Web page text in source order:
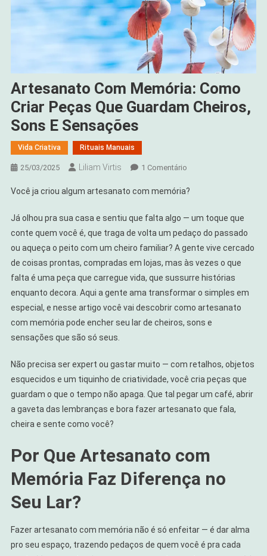
Artesanato Com Memória: Como
Criar Peças Que Guardam Cheiros,
Sons E Sensações
Vida Criativa Rituais Manuais
25/03/2025 Liliam Virtis 1 ComentárioEm
Com
Como
Criar
Peças
Que
Guardam
Cheiros,
Sons
Você ja criou algum artesanato com memória?
Já olhou pra sua casa e sentiu que falta algo — um toque que
conte quem você é, que traga de volta um pedaço do passado
ou aqueça o peito com um cheiro familiar? A gente vive cercado
de coisas prontas, compradas em lojas, mas às vezes o que
falta é uma peça que carregue vida, que sussurre histórias
enquanto decora. Aqui a gente ama transformar o simples em
especial, e nesse artigo você vai descobrir como artesanato
com memória pode encher seu lar de cheiros, sons e
sensações que são só seus.
Não precisa ser expert ou gastar muito — com retalhos, objetos
esquecidos e um tiquinho de criatividade, você cria peças que
guardam o que o tempo não apaga. Que tal pegar um café, abrir
a gaveta das lembranças e bora fazer artesanato que fala,
cheira e sente como você?
Por Que Artesanato com
Memória Faz Diferença no
Seu Lar?
Fazer artesanato com memória não é só enfeitar — é dar alma
pro seu espaço, trazendo pedaços de quem você é pra cada